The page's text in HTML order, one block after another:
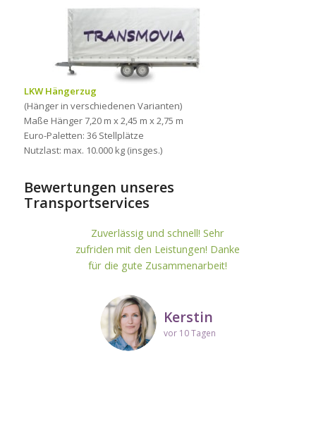
LKW Hängerzug
(Hänger in verschiedenen Varianten)
Maße Hänger 7,20 m x 2,45 m x 2,75 m
Euro-Paletten: 36 Stellplätze
Nutzlast: max. 10.000 kg (insges.)
Bewertungen unseres
Transportservices
Zuverlässig und schnell! Sehr
zufriden mit den Leistungen! Danke
für die gute Zusammenarbeit!
Kerstin
vor 10 Tagen